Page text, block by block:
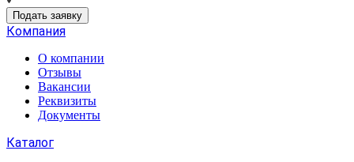
Подать заявку
Компания
О компании
Отзывы
Вакансии
Реквизиты
Документы
Каталог